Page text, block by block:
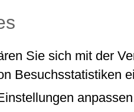
Sie sich mit der
Besuchsstatistiken